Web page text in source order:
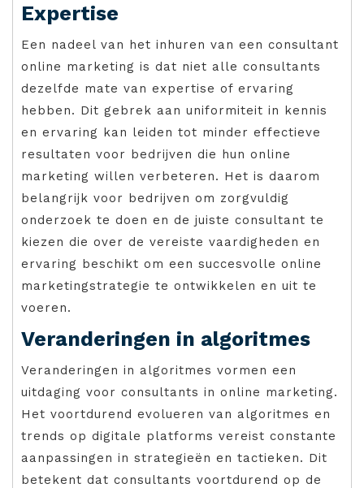
Expertise
Een nadeel van het inhuren van een consultant
online marketing is dat niet alle consultants
dezelfde mate van expertise of ervaring
hebben. Dit gebrek aan uniformiteit in kennis
en ervaring kan leiden tot minder effectieve
resultaten voor bedrijven die hun online
marketing willen verbeteren. Het is daarom
belangrijk voor bedrijven om zorgvuldig
onderzoek te doen en de juiste consultant te
kiezen die over de vereiste vaardigheden en
ervaring beschikt om een succesvolle online
marketingstrategie te ontwikkelen en uit te
voeren.
Veranderingen in algoritmes
Veranderingen in algoritmes vormen een
uitdaging voor consultants in online marketing.
Het voortdurend evolueren van algoritmes en
trends op digitale platforms vereist constante
aanpassingen in strategieën en tactieken. Dit
betekent dat consultants voortdurend op de